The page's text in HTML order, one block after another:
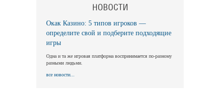
НОВОСТИ
Окак Казино: 5 типов игроков —
определите свой и подберите подходящие
игры
Одна и та же игровая платформа воспринимается по-разному
разными людьми.
все новости...